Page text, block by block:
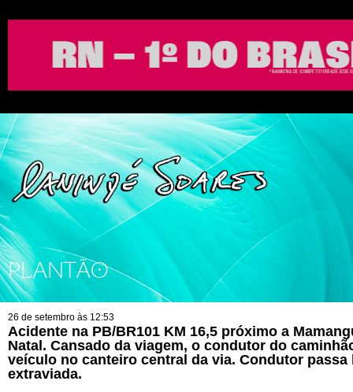
PLANTÃO
26 de setembro às 12:53
Acidente na PB/BR101 KM 16,5 próximo a
Natal. Cansado da viagem, o condutor do
veículo no canteiro central da via. Condutor passa
extraviada.